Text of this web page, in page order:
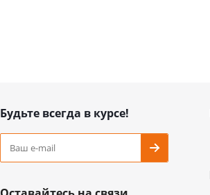
Будьте всегда в курсе!